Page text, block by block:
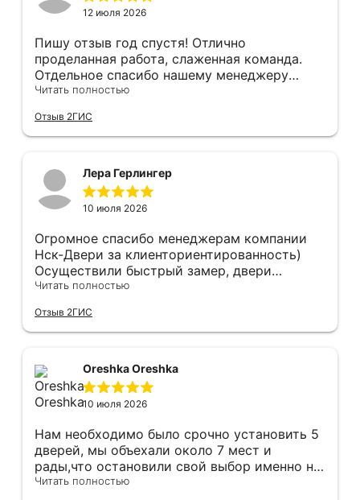
нержавеющий, обклеен плёнкой, которую
порога наклеен на эту плёнку...
12 июля 2026
Пишу отзыв год спустя! Отлично
проделанная работа, слаженная команда.
Отдельное спасибо нашему менеджеру
Анастасии, помогла сделать выбор, от
профессионально, рекомендую.
Читать полностью
Отзыв 2ГИС
Лера Герлингер
10 июля 2026
Огромное спасибо менеджерам компании
Нск-Двери за клиенториентированность)
Осуществили быстрый замер, двери
оказались в наличии. По доставке
компанию, где я могу указать удобный для
меня интервал времени, а не ждать весь
монтаж дверей, спасибо мастеру Антону за
его труд!!!
Читать полностью
Отзыв 2ГИС
Oreshka Oreshka
10 июля 2026
Нам необходимо было срочно установить 5
дверей, мы объехали около 7 мест и
рады,что остановили свой выбор именно на
этой компании.Здесь оказались нужные нам
Читать полностью